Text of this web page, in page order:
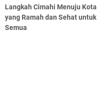
Langkah Cimahi Menuju Kota
yang Ramah dan Sehat untuk
Semua